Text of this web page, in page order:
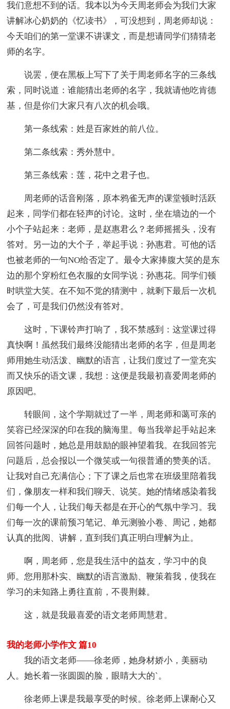
我们意想不到的话。我本以为今天周老师会为我们大家
讲解冰心奶奶的《忆读书》，可没想到，周老师却说：
今天咱们的第一堂课不讲课文，而是想请同学们猜猜老
师的名字。
说罢，便在黑板上写下了关于周老师名字的三条线
索，同时说道：谁能猜出老师的名字，我就请他吃肯德
基，但是你们大家只有八次的机会哦。
第一条线索：姓是百家姓的前八位。
第二条线索：秀外慧中。
第三条线索：莲，花中之君子也。
周老师的话音刚落，原本鸦雀无声的课堂顿时活跃
起来，同学们都在轻声的讨论。这时，坐在墙边的一个
小个子站起来：老师，是赵惠君么？老师摇摇头，没有
答对。另一边的大个子，举起手说：孙惠君。可他的话
也被老师的一句NO给否定了。最令大家捧腹大笑的是东
边的那个穿粉红色衣服的女同学说：孙惠花。同学们顿
时哄堂大笑。在不知不觉的猜测中，就剩下最后一次机
会了，可是我们仍然没有答对。
这时，下课铃声打响了，我不禁感到：这堂课过得
真快啊！虽然我们最终没能猜出老师的名字，但是周老
师用她生动活泼、幽默的语言，让我们度过了一堂充实
而又快乐的语文课，我想：这便是我最初喜爱周老师的
原因吧。
转眼间，这个学期就过了一半，周老师和蔼可亲的
笑容已经深深的印在我的脑海里。每当我举起手站起来
回答问题时，她总是用鼓励的眼神望着我。在我回答完
问题后，总会报以一个微笑或一句很普通的赞美的话。
让我对自己充满信心；下了课之后也常在班级里陪着我
们，像朋友一样和我们聊天、说笑。她的情绪感染着我
们每一个人，让我们每天都是在开心的气氛中学习。我
们每一次的课前预习笔记、单元测验小卷、周记，她都
认真的批阅、讲解，直到我们真正明白理解为止。
啊，周老师，您是我生活中的益友，学习中的良
师。您用那朴实、幽默的语言激励、鞭策着我，使我在
学习的未知路上勇往直前，不畏荆棘。
这，就是我最喜爱的语文老师周慧君。
我的老师小学作文 篇10
我的语文老师——徐老师，她身材娇小，美丽动
人。她长着一张圆圆的脸，眼睛大大的`。
徐老师上课是我最享受的时候。徐老师上课耐心又